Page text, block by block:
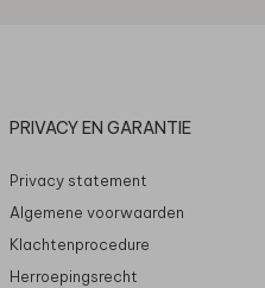
PRIVACY EN GARANTIE
Privacy statement
Algemene voorwaarden
Klachtenprocedure
Herroepingsrecht